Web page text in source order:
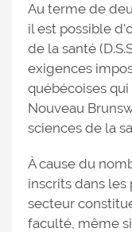
Au terme de
il est possible
de la santé
exigences
québécoises
Nouveau
sciences de la
À cause du
inscrits dans
secteur
faculté, même